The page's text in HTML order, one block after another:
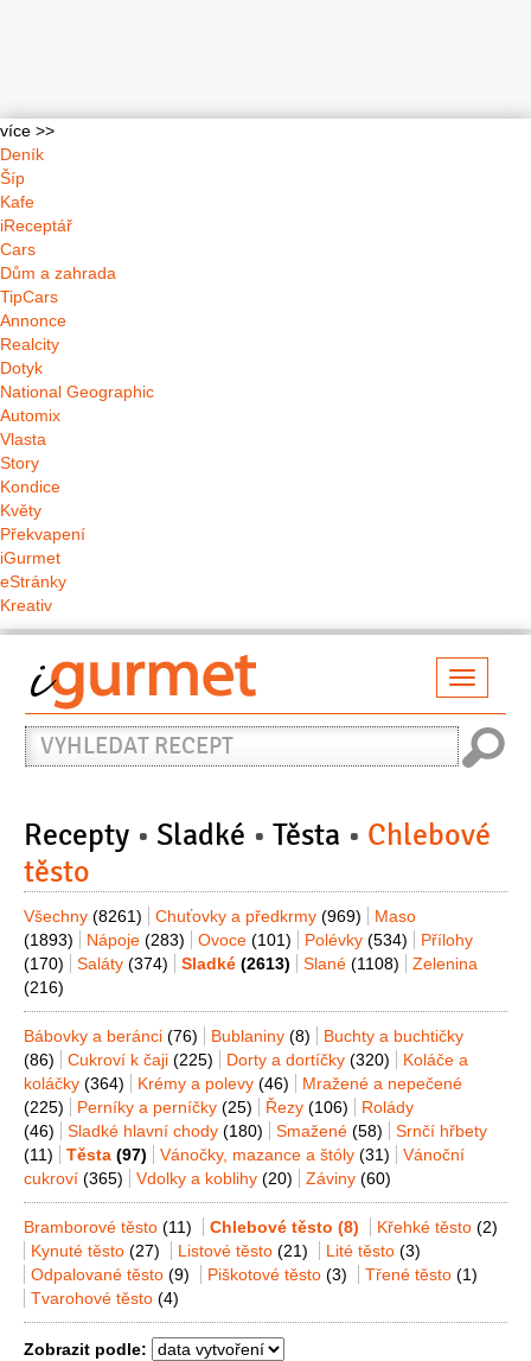
více >>
Deník
Šíp
Kafe
iReceptář
Cars
Dům a zahrada
TipCars
Annonce
Realcity
Dotyk
National Geographic
Automix
Vlasta
Story
Kondice
Květy
Překvapení
iGurmet
eStránky
Kreativ
Vyhledat
recept
Recepty Sladké Těsta
Chlebové
těsto
Všechny (8261) Chuťovky a předkrmy (969)
Maso
(1893)
Nápoje (283) Ovoce (101) Polévky (534)
Přílohy
(170)
Saláty (374) Sladké (2613) Slané (1108)
Zelenina
(216)
Bábovky a beránci (76) Bublaniny (8)
Buchty a buchtičky
(86)
Cukroví k čaji (225) Dorty a dortíčky (320)
Koláče a
koláčky (364) Krémy a polevy (46)
Mražené a nepečené
(225)
Perníky a perníčky (25) Řezy (106)
Rolády
(46)
Sladké hlavní chody (180) Smažené (58)
Srnčí hřbety
(11)
Těsta (97) Vánočky, mazance a štóly (31)
Vánoční
cukroví (365) Vdolky a koblihy (20) Záviny (60)
Bramborové těsto (11) Chlebové těsto (8) Křehké těsto (2)
Kynuté těsto (27) Listové těsto (21) Lité těsto (3)
Odpalované těsto (9) Piškotové těsto (3) Třené těsto (1)
Tvarohové těsto (4)
Zobrazit podle: